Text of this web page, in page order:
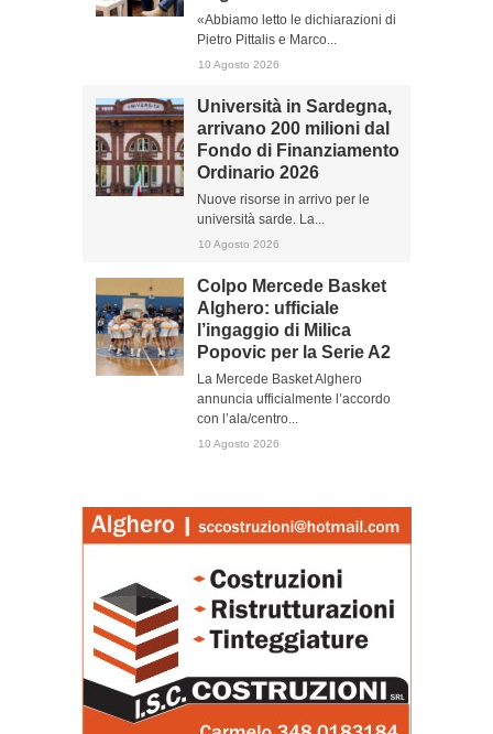
«Abbiamo letto le dichiarazioni di
Pietro Pittalis e Marco...
10 Agosto 2026
Università in Sardegna,
arrivano 200 milioni dal
Fondo di Finanziamento
Ordinario 2026
Nuove risorse in arrivo per le
università sarde. La...
10 Agosto 2026
Colpo Mercede Basket
Alghero: ufficiale
l’ingaggio di Milica
Popovic per la Serie A2
La Mercede Basket Alghero
annuncia ufficialmente l’accordo
con l’ala/centro...
10 Agosto 2026